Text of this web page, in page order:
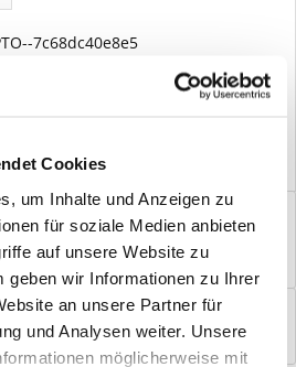
Cookies
um Inhalte und Anzeigen zu
für soziale Medien anbieten
auf unsere Website zu
geben wir Informationen zu Ihrer
an unsere Partner für
und Analysen weiter. Unsere
möglicherweise mit
7c68dc40e8e5
am Bildschirm konfigurieren und
und diskutieren...mehr